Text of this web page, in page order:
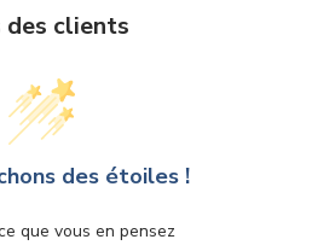
des clients
des étoiles !
que vous en pensez